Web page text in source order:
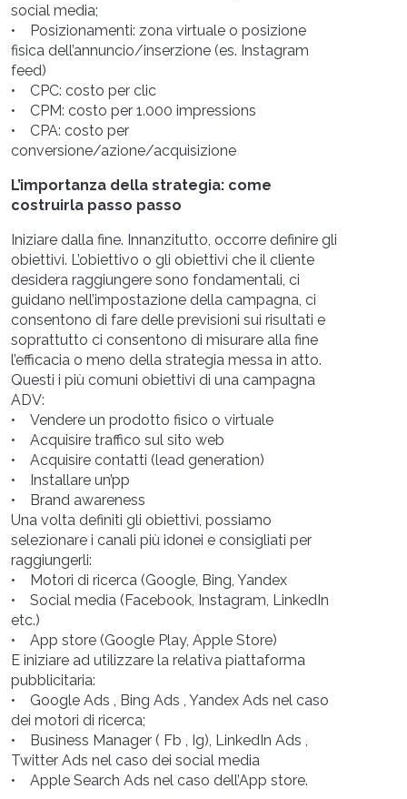
social media;
• Posizionamenti: zona virtuale o posizione
fisica dell’annuncio/inserzione (es. Instagram
feed)
• CPC: costo per clic
• CPM: costo per 1.000 impressions
• CPA: costo per
conversione/azione/acquisizione
L’importanza della strategia: come
costruirla passo passo
Iniziare dalla fine. Innanzitutto, occorre definire gli
obiettivi. L’obiettivo o gli obiettivi che il cliente
desidera raggiungere sono fondamentali, ci
guidano nell’impostazione della campagna, ci
consentono di fare delle previsioni sui risultati e
soprattutto ci consentono di misurare alla fine
l’efficacia o meno della strategia messa in atto.
Questi i più comuni obiettivi di una campagna
ADV:
• Vendere un prodotto fisico o virtuale
• Acquisire traffico sul sito web
• Acquisire contatti (lead generation)
• Installare un’pp
• Brand awareness
Una volta definiti gli obiettivi, possiamo
selezionare i canali più idonei e consigliati per
raggiungerli:
• Motori di ricerca (Google, Bing, Yandex
• Social media (Facebook, Instagram, LinkedIn
etc.)
• App store (Google Play, Apple Store)
E iniziare ad utilizzare la relativa piattaforma
pubblicitaria:
• Google Ads , Bing Ads , Yandex Ads nel caso
dei motori di ricerca;
• Business Manager ( Fb , Ig), LinkedIn Ads ,
Twitter Ads nel caso dei social media
• Apple Search Ads nel caso dell’App store.